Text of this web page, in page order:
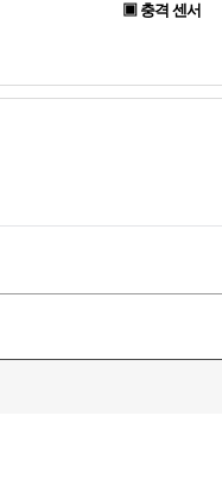
▣ 충격 센서